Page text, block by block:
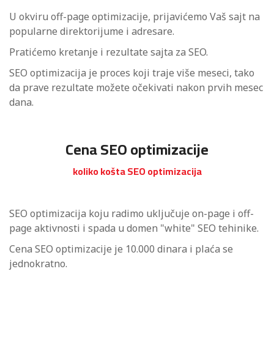
U okviru off-page optimizacije, prijavićemo Vaš sajt na
popularne direktorijume i adresare.
Pratićemo kretanje i rezultate sajta za SEO.
SEO optimizacija je proces koji traje više meseci, tako
da prave rezultate možete očekivati nakon prvih mesec
dana.
Cena SEO optimizacije
koliko košta SEO optimizacija
SEO optimizacija koju radimo uključuje on-page i off-
page aktivnosti i spada u domen "white" SEO tehinike.
Cena SEO optimizacije je 10.000 dinara i plaća se
jednokratno.